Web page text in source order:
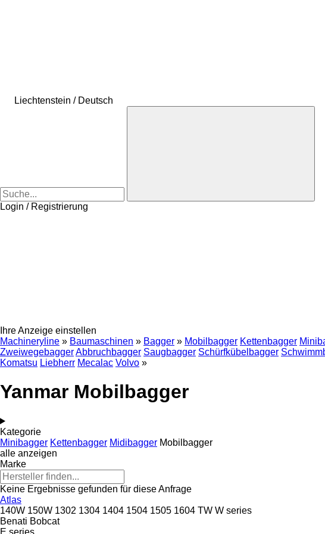
Liechtenstein / Deutsch
Login / Registrierung
Ihre Anzeige einstellen
Machineryline » Baumaschinen » Bagger » Mobilbagger Kettenbagger
ZweiwegebaggerAbbruchbagger Saugbagger Schürfkübelbagger
Komatsu Liebherr Mecalac Volvo »
Yanmar Mobilbagger
Kategorie
Minibagger Kettenbagger Midibagger Mobilbagger
alle anzeigen
Marke
Keine Ergebnisse gefunden für diese Anfrage
Atlas
140W 150W 1302 1304 1404 1504 1505 1604 TW W series
Benati Bobcat
E series